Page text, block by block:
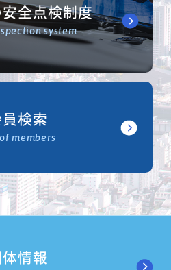
全点検制度
system
検索
members
情報